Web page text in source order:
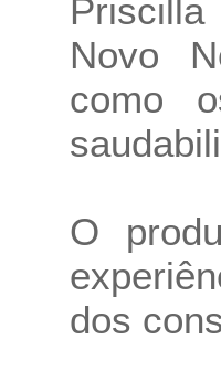
Novo
como
O
dos